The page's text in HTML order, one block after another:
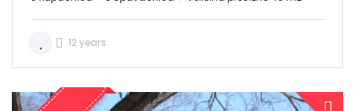
12 years